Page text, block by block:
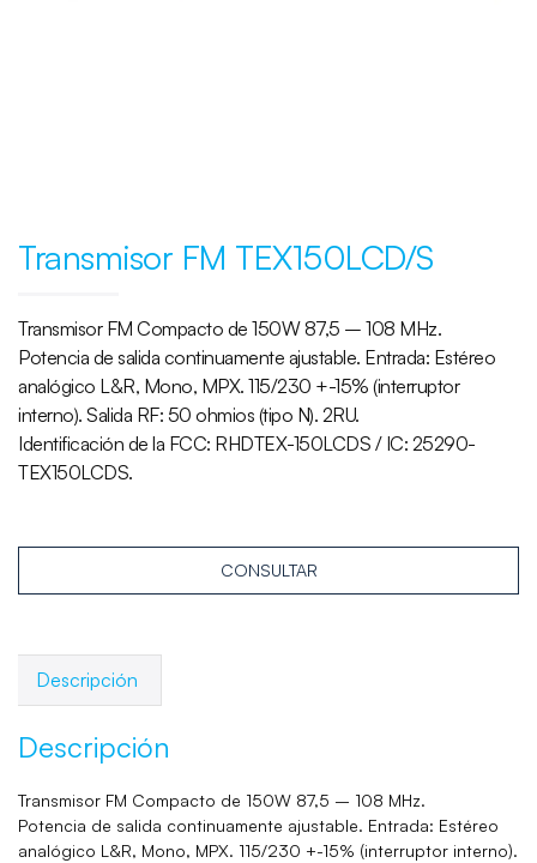
Transmisor FM TEX150LCD/S
Transmisor FM Compacto de 150W 87,5 – 108 MHz.
Potencia de salida continuamente ajustable. Entrada: Estéreo
analógico L&R, Mono, MPX. 115/230 +-15% (interruptor
interno). Salida RF: 50 ohmios (tipo N). 2RU.
Identificación de la FCC: RHDTEX-150LCDS / IC: 25290-
TEX150LCDS.
CONSULTAR
Descripción
Descripción
Transmisor FM Compacto de 150W 87,5 – 108 MHz.
Potencia de salida continuamente ajustable. Entrada: Estéreo
analógico L&R, Mono, MPX. 115/230 +-15% (interruptor interno).